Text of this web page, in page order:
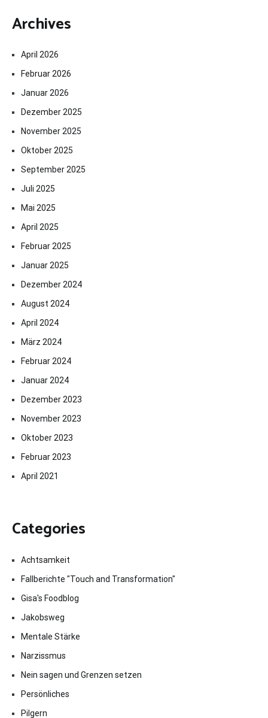
Archives
April 2026
Februar 2026
Januar 2026
Dezember 2025
November 2025
Oktober 2025
September 2025
Juli 2025
Mai 2025
April 2025
Februar 2025
Januar 2025
Dezember 2024
August 2024
April 2024
März 2024
Februar 2024
Januar 2024
Dezember 2023
November 2023
Oktober 2023
Februar 2023
April 2021
Categories
Achtsamkeit
Fallberichte "Touch and Transformation"
Gisa's Foodblog
Jakobsweg
Mentale Stärke
Narzissmus
Nein sagen und Grenzen setzen
Persönliches
Pilgern